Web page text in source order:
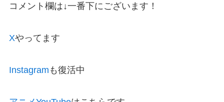
コメント欄は↓一番下にございます！
Xやってます
Instagram も復活中